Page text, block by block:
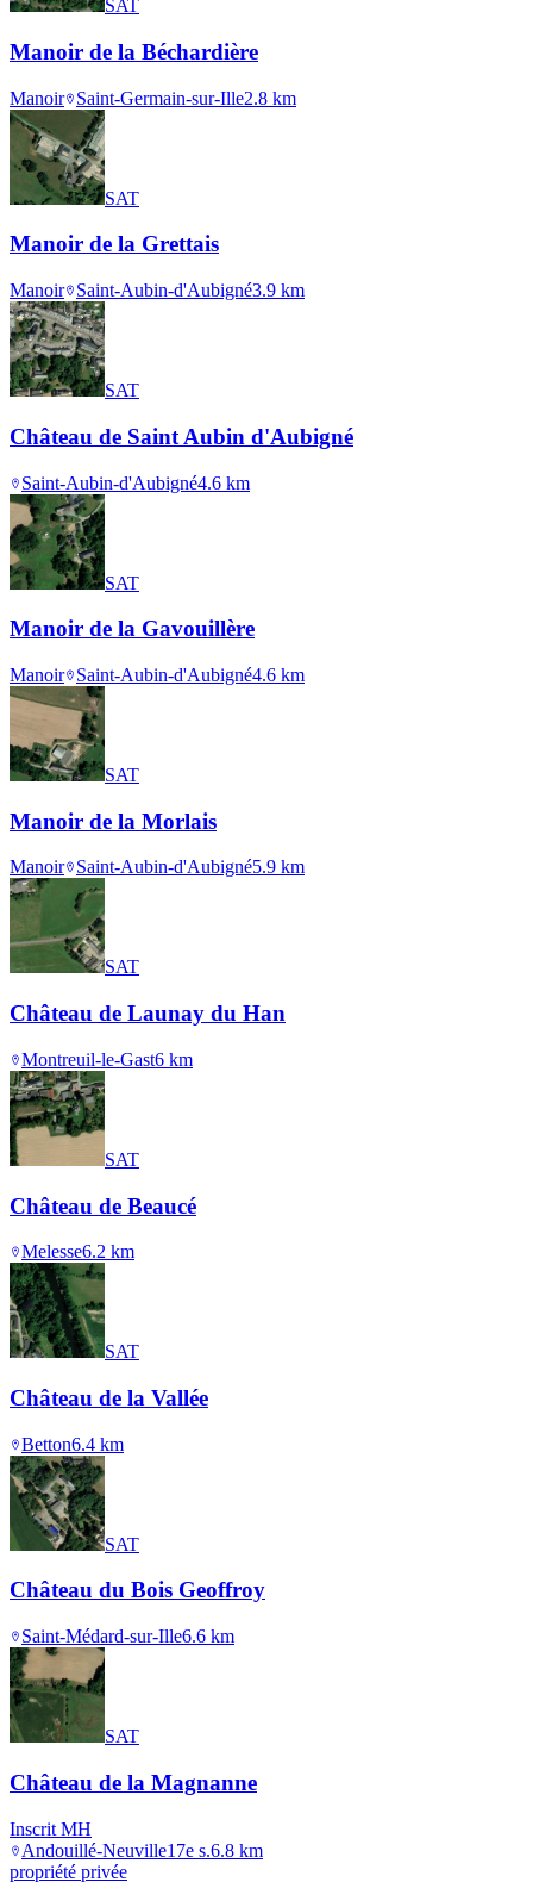
SAT
Manoir de la Béchardière
Manoir Saint-Germain-sur-Ille2.8 km
SAT
Manoir de la Grettais
Manoir Saint-Aubin-d'Aubigné3.9 km
SAT
Château de Saint Aubin d'Aubigné
Saint-Aubin-d'Aubigné4.6 km
SAT
Manoir de la Gavouillère
Manoir Saint-Aubin-d'Aubigné4.6 km
SAT
Manoir de la Morlais
Manoir Saint-Aubin-d'Aubigné5.9 km
SAT
Château de Launay du Han
Montreuil-le-Gast6 km
SAT
Château de Beaucé
Melesse6.2 km
SAT
Château de la Vallée
Betton6.4 km
SAT
Château du Bois Geoffroy
Saint-Médard-sur-Ille6.6 km
SAT
Château de la Magnanne
Inscrit MH
Andouillé-Neuville17e s.6.8 km
propriété privée